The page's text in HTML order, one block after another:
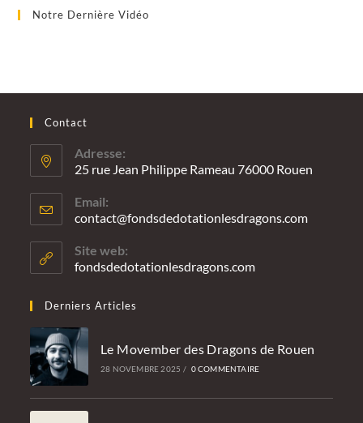
Notre Dernière Vidéo
Contact
Adresse:
25 rue Jean Philippe Rameau 76000 Rouen
Email:
contact@fondsdedotationlesdragons.comS’ouvre
Site web:
fondsdedotationlesdragons.com
Derniers Articles
Le Movember des Dragons de Rouen
28 NOVEMBRE 2025 / 0 COMMENTAIRE